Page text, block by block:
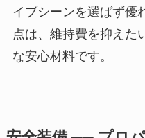
イブシーンを選ばず優
点は、維持費を抑えた
な安心材料です。